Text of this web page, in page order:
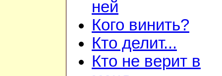
ней
Кого винить?
Кто делит...
Кто не верит в